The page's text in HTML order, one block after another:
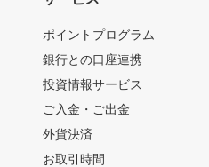
ポイントプログラム
銀行との口座連携
投資情報サービス
ご入金・ご出金
外貨決済
お取引時間